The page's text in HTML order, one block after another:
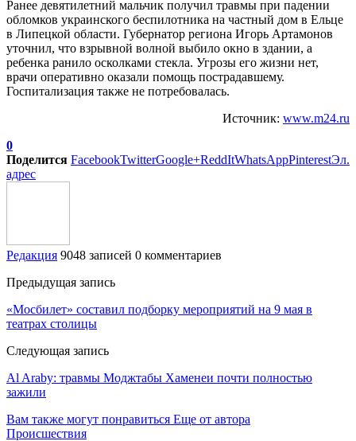
Ранее девятилетний мальчик получил травмы при падении
обломков украинского беспилотника на частный дом в Ельце
в Липецкой области. Губернатор региона Игорь Артамонов
уточнил, что взрывной волной выбило окно в здании, а
ребенка ранило осколками стекла. Угрозы его жизни нет,
врачи оперативно оказали помощь пострадавшему.
Госпитализация также не потребовалась.
Источник: www.m24.ru
0
Поделится FacebookTwitterGoogle+ReddItWhatsAppPinterestЭл.
адрес
Редакция 9048 записей 0 комментариев
Предыдущая запись
«Мосбилет» составил подборку мероприятий на 9 мая в
театрах столицы
Следующая запись
Al Araby: травмы Моджтабы Хаменеи почти полностью
зажили
Вам также могут понравиться Еще от автора
Происшествия